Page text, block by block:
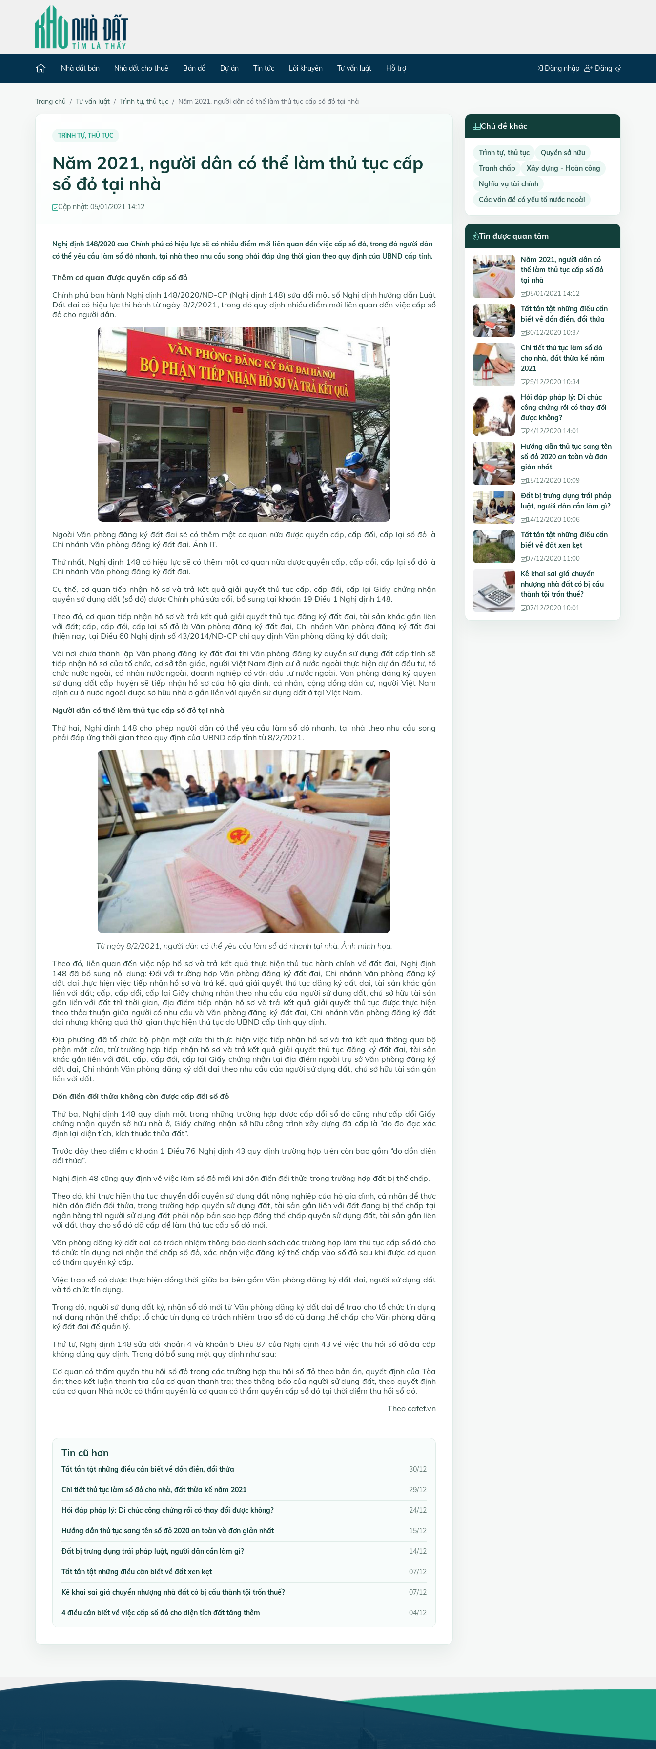
Nhà đất bán Nhà đất cho thuê Bản đồ Dự án Tin tức Lời khuyên Tư vấn luật Hỗ trợ Đăng nhập Đăng ký
Trang chủ Tư vấn luật Trình tự, thủ tục Năm 2021, người dân có thể làm thủ tục cấp sổ đỏ tại nhà
TRÌNH TỰ, THỦ TỤC
Năm 2021, người dân có thể làm thủ tục cấp
sổ đỏ tại nhà
Cập nhật: 05/01/2021 14:12
Nghị định 148/2020 của Chính phủ có hiệu lực sẽ có nhiều điểm mới liên quan đến việc cấp sổ đỏ, trong đó người dân
có thể yêu cầu làm sổ đỏ nhanh, tại nhà theo nhu cầu song phải đáp ứng thời gian theo quy định của UBND cấp tỉnh.
Thêm cơ quan được quyền cấp sổ đỏ
Chính phủ ban hành Nghị định 148/2020/NĐ-CP (Nghị định 148) sửa đổi một số Nghị định hướng dẫn Luật
Đất đai có hiệu lực thi hành từ ngày 8/2/2021, trong đó quy định nhiều điểm mới liên quan đến việc cấp sổ
đỏ cho người dân.
Ngoài Văn phòng đăng ký đất đai sẽ có thêm một cơ quan nữa được quyền cấp, cấp đổi, cấp lại sổ đỏ là
Chi nhánh Văn phòng đăng ký đất đai. Ảnh IT.
Thứ nhất, Nghị định 148 có hiệu lực sẽ có thêm một cơ quan nữa được quyền cấp, cấp đổi, cấp lại sổ đỏ là
Chi nhánh Văn phòng đăng ký đất đai.
Cụ thể, cơ quan tiếp nhận hồ sơ và trả kết quả giải quyết thủ tục cấp, cấp đổi, cấp lại Giấy chứng nhận
quyền sử dụng đất (sổ đỏ) được Chính phủ sửa đổi, bổ sung tại khoản 19 Điều 1 Nghị định 148.
Theo đó, cơ quan tiếp nhận hồ sơ và trả kết quả giải quyết thủ tục đăng ký đất đai, tài sản khác gắn liền
với đất; cấp, cấp đổi, cấp lại sổ đỏ là Văn phòng đăng ký đất đai, Chi nhánh Văn phòng đăng ký đất đai
(hiện nay, tại Điều 60 Nghị định số 43/2014/NĐ-CP chỉ quy định Văn phòng đăng ký đất đai);
Với nơi chưa thành lập Văn phòng đăng ký đất đai thì Văn phòng đăng ký quyền sử dụng đất cấp tỉnh sẽ
tiếp nhận hồ sơ của tổ chức, cơ sở tôn giáo, người Việt Nam định cư ở nước ngoài thực hiện dự án đầu tư, tổ
chức nước ngoài, cá nhân nước ngoài, doanh nghiệp có vốn đầu tư nước ngoài. Văn phòng đăng ký quyền
sử dụng đất cấp huyện sẽ tiếp nhận hồ sơ của hộ gia đình, cá nhân, cộng đồng dân cư, người Việt Nam
định cư ở nước ngoài được sở hữu nhà ở gắn liền với quyền sử dụng đất ở tại Việt Nam.
Người dân có thể làm thủ tục cấp sổ đỏ tại nhà
Thứ hai, Nghị định 148 cho phép người dân có thể yêu cầu làm sổ đỏ nhanh, tại nhà theo nhu cầu song
phải đáp ứng thời gian theo quy định của UBND cấp tỉnh từ 8/2/2021.
Từ ngày 8/2/2021, người dân có thể yêu cầu làm sổ đỏ nhanh tại nhà. Ảnh minh họa.
Theo đó, liên quan đến việc nộp hồ sơ và trả kết quả thực hiện thủ tục hành chính về đất đai, Nghị định
148 đã bổ sung nội dung: Đối với trường hợp Văn phòng đăng ký đất đai, Chi nhánh Văn phòng đăng ký
đất đai thực hiện việc tiếp nhận hồ sơ và trả kết quả giải quyết thủ tục đăng ký đất đai, tài sản khác gắn
liền với đất; cấp, cấp đổi, cấp lại Giấy chứng nhận theo nhu cầu của người sử dụng đất, chủ sở hữu tài sản
gắn liền với đất thì thời gian, địa điểm tiếp nhận hồ sơ và trả kết quả giải quyết thủ tục được thực hiện
theo thỏa thuận giữa người có nhu cầu và Văn phòng đăng ký đất đai, Chi nhánh Văn phòng đăng ký đất
đai nhưng không quá thời gian thực hiện thủ tục do UBND cấp tỉnh quy định.
Địa phương đã tổ chức bộ phận một cửa thì thực hiện việc tiếp nhận hồ sơ và trả kết quả thông qua bộ
phận một cửa, trừ trường hợp tiếp nhận hồ sơ và trả kết quả giải quyết thủ tục đăng ký đất đai, tài sản
khác gắn liền với đất, cấp, cấp đổi, cấp lại Giấy chứng nhận tại địa điểm ngoài trụ sở Văn phòng đăng ký
đất đai, Chi nhánh Văn phòng đăng ký đất đai theo nhu cầu của người sử dụng đất, chủ sở hữu tài sản gắn
liền với đất.
Dồn điền đổi thửa không còn được cấp đổi sổ đỏ
Thứ ba, Nghị định 148 quy định một trong những trường hợp được cấp đổi sổ đỏ cũng như cấp đổi Giấy
chứng nhận quyền sở hữu nhà ở, Giấy chứng nhận sở hữu công trình xây dựng đã cấp là “do đo đạc xác
định lại diện tích, kích thước thửa đất”.
Trước đây theo điểm c khoản 1 Điều 76 Nghị định 43 quy định trường hợp trên còn bao gồm “do dồn điền
đổi thửa”.
Nghị định 48 cũng quy định về việc làm sổ đỏ mới khi dồn điền đổi thửa trong trường hợp đất bị thế chấp.
Theo đó, khi thực hiện thủ tục chuyển đổi quyền sử dụng đất nông nghiệp của hộ gia đình, cá nhân để thực
hiện dồn điền đổi thửa, trong trường hợp quyền sử dụng đất, tài sản gắn liền với đất đang bị thế chấp tại
ngân hàng thì người sử dụng đất phải nộp bản sao hợp đồng thế chấp quyền sử dụng đất, tài sản gắn liền
với đất thay cho sổ đỏ đã cấp để làm thủ tục cấp sổ đỏ mới.
Văn phòng đăng ký đất đai có trách nhiệm thông báo danh sách các trường hợp làm thủ tục cấp sổ đỏ cho
tổ chức tín dụng nơi nhận thế chấp sổ đỏ, xác nhận việc đăng ký thế chấp vào sổ đỏ sau khi được cơ quan
có thẩm quyền ký cấp.
Việc trao sổ đỏ được thực hiện đồng thời giữa ba bên gồm Văn phòng đăng ký đất đai, người sử dụng đất
và tổ chức tín dụng.
Trong đó, người sử dụng đất ký, nhận sổ đỏ mới từ Văn phòng đăng ký đất đai để trao cho tổ chức tín dụng
nơi đang nhận thế chấp; tổ chức tín dụng có trách nhiệm trao sổ đỏ cũ đang thế chấp cho Văn phòng đăng
ký đất đai để quản lý.
Thứ tư, Nghị định 148 sửa đổi khoản 4 và khoản 5 Điều 87 của Nghị định 43 về việc thu hồi sổ đỏ đã cấp
không đúng quy định. Trong đó bổ sung một quy định như sau:
Cơ quan có thẩm quyền thu hồi sổ đỏ trong các trường hợp thu hồi sổ đỏ theo bản án, quyết định của Tòa
án; theo kết luận thanh tra của cơ quan thanh tra; theo thông báo của người sử dụng đất, theo quyết định
của cơ quan Nhà nước có thẩm quyền là cơ quan có thẩm quyền cấp sổ đỏ tại thời điểm thu hồi sổ đỏ.
Theo cafef.vn
Tin cũ hơn
Tất tần tật những điều cần biết về dồn điền, đổi thửa 30/12
Chi tiết thủ tục làm sổ đỏ cho nhà, đất thừa kế năm 2021 29/12
Hỏi đáp pháp lý: Di chúc công chứng rồi có thay đổi được không? 24/12
Hướng dẫn thủ tục sang tên sổ đỏ 2020 an toàn và đơn giản nhất 15/12
Đất bị trưng dụng trái pháp luật, người dân cần làm gì? 14/12
Tất tần tật những điều cần biết về đất xen kẹt 07/12
Kê khai sai giá chuyển nhượng nhà đất có bị cấu thành tội trốn thuế? 07/12
4 điều cần biết về việc cấp sổ đỏ cho diện tích đất tăng thêm 04/12
Chủ đề khác
Trình tự, thủ tục
Quyền sở hữu
Tranh chấp
Xây dựng - Hoàn công
Nghĩa vụ tài chính
Các vấn đề có yếu tố nước ngoài
Tin được quan tâm
Năm 2021, người dân có
thể làm thủ tục cấp sổ đỏ
tại nhà
05/01/2021 14:12
Tất tần tật những điều cần
biết về dồn điền, đổi thửa
30/12/2020 10:37
Chi tiết thủ tục làm sổ đỏ
cho nhà, đất thừa kế năm
2021
29/12/2020 10:34
Hỏi đáp pháp lý: Di chúc
công chứng rồi có thay đổi
được không?
24/12/2020 14:01
Hướng dẫn thủ tục sang tên
sổ đỏ 2020 an toàn và đơn
giản nhất
15/12/2020 10:09
Đất bị trưng dụng trái pháp
luật, người dân cần làm gì?
14/12/2020 10:06
Tất tần tật những điều cần
biết về đất xen kẹt
07/12/2020 11:00
Kê khai sai giá chuyển
nhượng nhà đất có bị cấu
thành tội trốn thuế?
07/12/2020 10:01